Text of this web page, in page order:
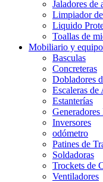
Jaladores de
Limpiador
Liquido
Toallas de
Mobiliario y equipo
Basculas
Concreteras
Dobladores
Escaleras
Estanterías
Inversores
odómetro
Patines de
Soldadoras
Trockets de
Ventiladores